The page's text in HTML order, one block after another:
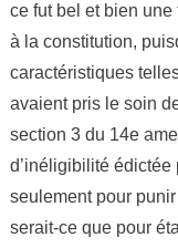
ce fut bel et bien une
à la constitution,
caractéristiques
avaient pris le soin
section 3 du 14e
d’inéligibilité édictée
seulement pour
serait-ce que pour